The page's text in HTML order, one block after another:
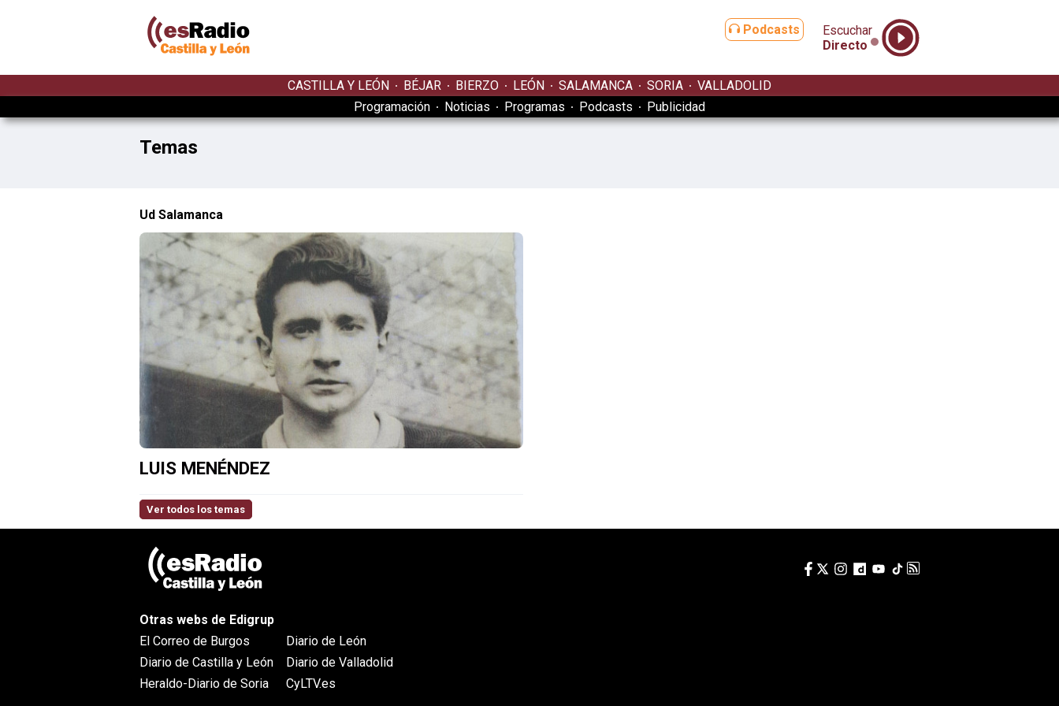
Podcasts
Escuchar
Directo
CASTILLA Y LEÓN BÉJAR BIERZO LEÓN SALAMANCA SORIA
VALLADOLID
Programación
Noticias Programas Podcasts Publicidad
Temas
Ud Salamanca
LUIS MENÉNDEZ
Ver todos los temas
Otras webs de Edigrup
El Correo de Burgos
Diario de Castilla y León
Heraldo-Diario de Soria
Diario de León
Diario de Valladolid
CyLTV.es